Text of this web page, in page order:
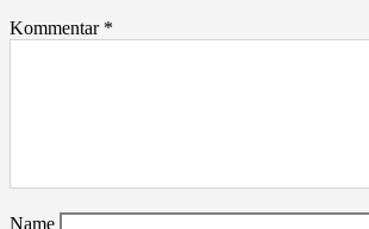
Kommentar *
Name